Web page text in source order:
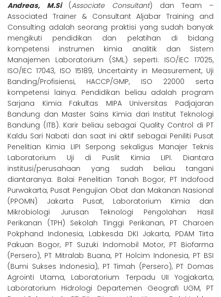
Andreas, M.Si (Associate Consultant) dan Team –
Associated Trainer & Consultant Aljabar Training and
Consulting adalah seorang praktisi yang sudah banyak
mengikuti pendidikan dan pelatihan di bidang
kompetensi instrumen kimia analitik dan Sistem
Manajemen Laboratorium (SML) seperti: ISO/IEC 17025,
ISO/IEC 17043, ISO 15189, Uncertainty in Measurement, Uji
Banding/Profisiensi, HACCP/GMP, ISO 22000 serta
kompetensi lainya. Pendidikan beliau adalah program
Sarjana Kimia Fakultas MIPA Universitas Padjajaran
Bandung dan Master Sains Kimia dari Institut Teknologi
Bandung (ITB). Karir beliau sebagai Quality Control di PT
Kaldu Sari Nabati dan saat ini aktif sebagai Peniliti Pusat
Penelitian Kimia LIPI Serpong sekaligus Manajer Teknis
Laboratorium Uji di Puslit Kimia LIPI. Diantara
institusi/perusahaan yang sudah beliau tangani
diantaranya: Balai Penelitian Tanah Bogor, PT Indofood
Purwakarta, Pusat Pengujian Obat dan Makanan Nasional
(PPOMN) Jakarta Pusat, Laboratorium Kimia dan
Mikrobiologi Jurusan Teknologi Pengolahan Hasil
Perikanan (TPH) Sekolah Tinggi Perikanan, PT Charoen
Pokphand Indonesia, Labkesda DKI Jakarta, PDAM Tirta
Pakuan Bogor, PT Suzuki Indomobil Motor, PT Biofarma
(Persero), PT Mitralab Buana, PT Holcim Indonesia, PT BSI
(Bumi Sukses Indonesia), PT Timah (Persero), PT Domas
Agrointi Utama, Laboratorium Terpadu UII Yogjakarta,
Laboratorium Hidrologi Departemen Geografi UGM, PT